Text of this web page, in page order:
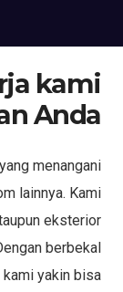
kami
Anda
menangani
lainnya. Kami
eksterior
berbekal
kami yakin bisa